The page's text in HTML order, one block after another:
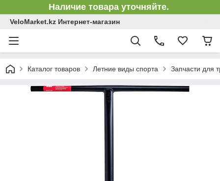
Наличие товара уточняйте.
VeloMarket.kz Интернет-магазин
Каталог товаров Летние виды спорта Запчасти для